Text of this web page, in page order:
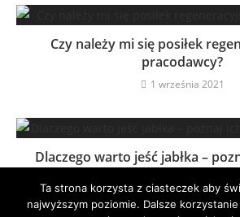
Czy należy mi się posiłek
pracodawcy?
1 września 2021
Dlaczego warto jeść jabłka –
6 lutego 2021
Ta strona korzysta z ciasteczek aby
najwyższym poziomie. Dalsze